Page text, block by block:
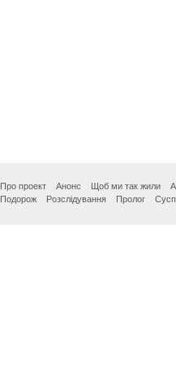
Про проект Анонс Щоб ми так жили
Подорож
Розслідування Пролог